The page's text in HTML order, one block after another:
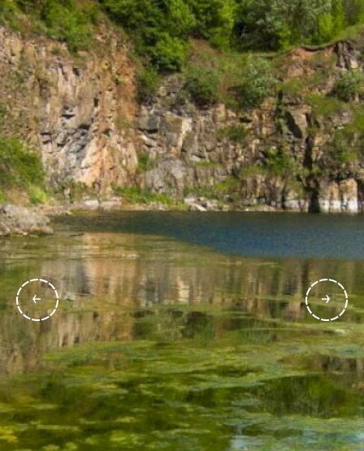
OKTATÁS
GEOPARKOK
KAPCSOLAT